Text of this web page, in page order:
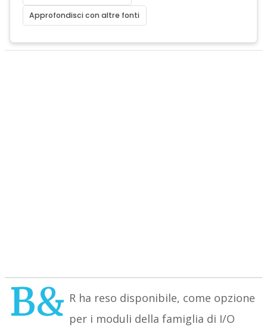
Approfondisci con altre fonti
B& R ha reso disponibile, come opzione
per i moduli della famiglia di I/O